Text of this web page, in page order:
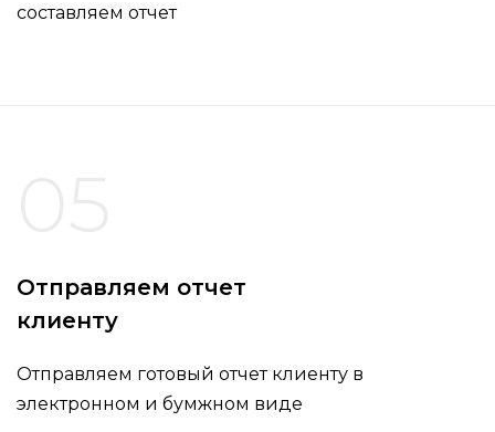
составляем отчет
Отправляем отчет
клиенту
Отправляем готовый отчет клиенту в
электронном и бумжном виде